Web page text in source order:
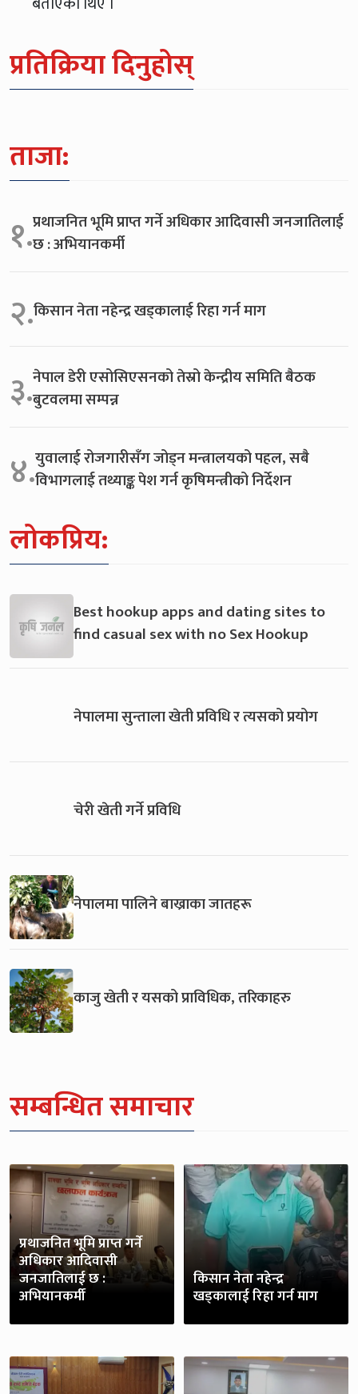
प्रतिक्रिया दिनुहोस्
ताजा:
१.प्रथाजनित भूमि प्राप्त गर्ने अधिकार आदिवासी जनजातिलाई
छ : अभियानकर्मी
२.किसान नेता नहेन्द्र खड्कालाई रिहा गर्न माग
३.नेपाल डेरी एसोसिएसनको तेस्रो केन्द्रीय समिति बैठक
बुटवलमा सम्पन्न
४.युवालाई रोजगारीसँग जोड्न मन्त्रालयको पहल, सबै
विभागलाई तथ्याङ्क पेश गर्न कृषिमन्त्रीको निर्देशन
लोकप्रिय:
Best hookup apps and dating sites to
find casual sex with no Sex Hookup
नेपालमा सुन्ताला खेती प्रविधि र त्यसको प्रयोग
चेरी खेती गर्ने प्रविधि
नेपालमा पालिने बाख्राका जातहरू
काजु खेती र यसको प्राविधिक, तरिकाहरु
सम्बन्धित समाचार
प्रथाजनित भूमि प्राप्त गर्ने
अधिकार आदिवासी
जनजातिलाई छ :
अभियानकर्मी
किसान नेता नहेन्द्र
खड्कालाई रिहा गर्न माग